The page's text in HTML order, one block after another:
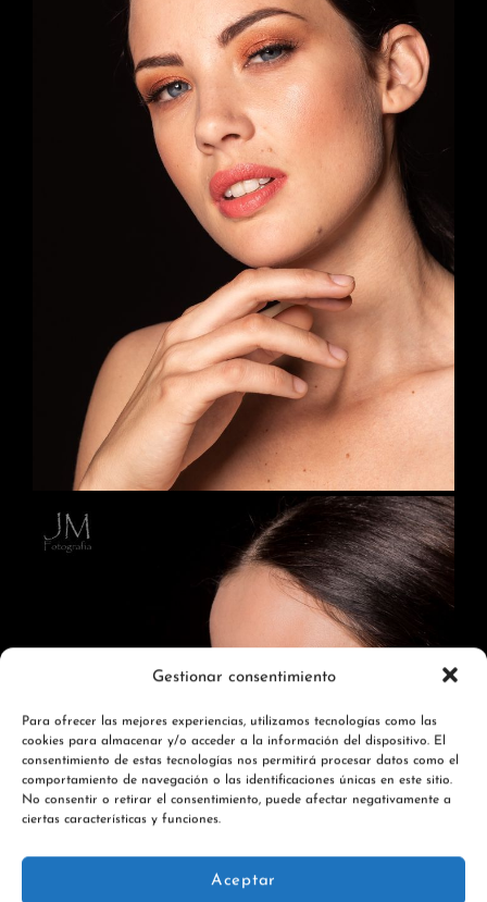
Gestionar consentimiento
Para ofrecer las mejores experiencias, utilizamos tecnologías como las
cookies para almacenar y/o acceder a la información del dispositivo. El
consentimiento de estas tecnologías nos permitirá procesar datos como el
comportamiento de navegación o las identificaciones únicas en este sitio.
No consentir o retirar el consentimiento, puede afectar negativamente a
ciertas características y funciones.
Aceptar